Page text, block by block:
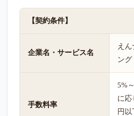
【契約条件】
企業名・サービス名
えん
ング
手数料率
5%
に応
円